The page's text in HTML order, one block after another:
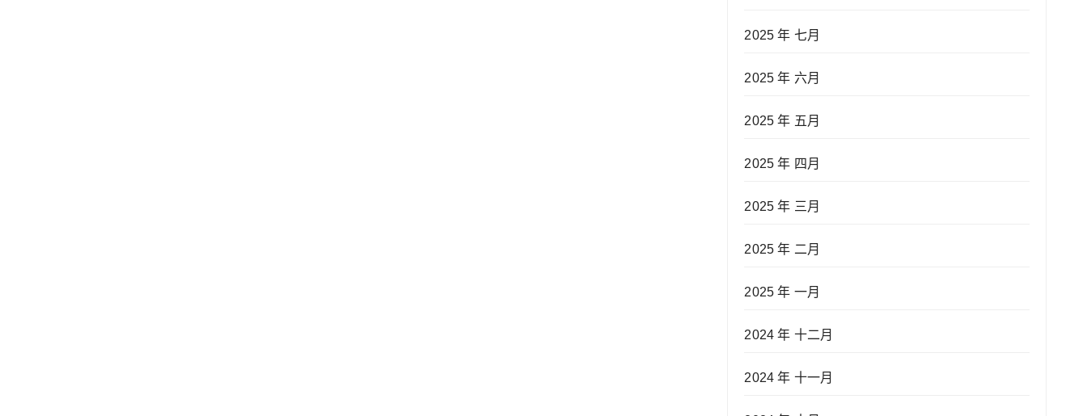
2025 年 七月
2025 年 六月
2025 年 五月
2025 年 四月
2025 年 三月
2025 年 二月
2025 年 一月
2024 年 十二月
2024 年 十一月